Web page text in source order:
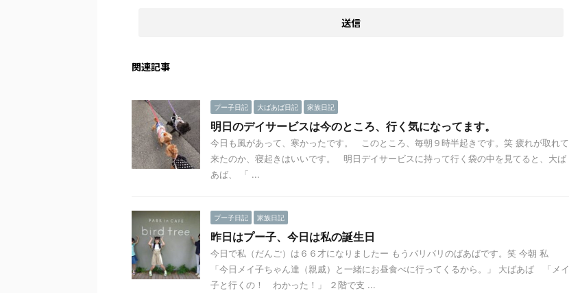
関連記事
プー子日記 大ばあば日記 家族日記
明日のデイサービスは今のところ、行く気になってます。
今日も風があって、寒かったです。 このところ、毎朝９時半起きです。笑 疲れが取れて
来たのか、寝起きはいいです。 明日デイサービスに持って行く袋の中を見てると、大ば
あば、 「 ...
プー子日記 家族日記
昨日はプー子、今日は私の誕生日
今日で私（だんご）は６６才になりましたー もうバリバリのばあばです。笑 今朝 私
「今日メイ子ちゃん達（親戚）と一緒にお昼食べに行ってくるから。」 大ばあば 「メイ
子と行くの！ わかった！」 ２階で支 ...